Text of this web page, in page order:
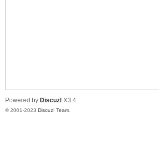
Powered by Discuz! X3.4
© 2001-2023 Discuz! Team